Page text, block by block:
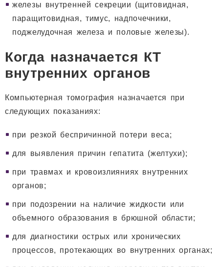
железы внутренней секреции (щитовидная,
паращитовидная, тимус, надпочечники,
поджелудочная железа и половые железы).
Когда назначается КТ
внутренних органов
Компьютерная томография назначается при
следующих показаниях:
при резкой беспричинной потери веса;
для выявления причин гепатита (желтухи);
при травмах и кровоизлияниях внутренних
органов;
при подозрении на наличие жидкости или
объемного образования в брюшной области;
для диагностики острых или хронических
процессов, протекающих во внутренних органах;